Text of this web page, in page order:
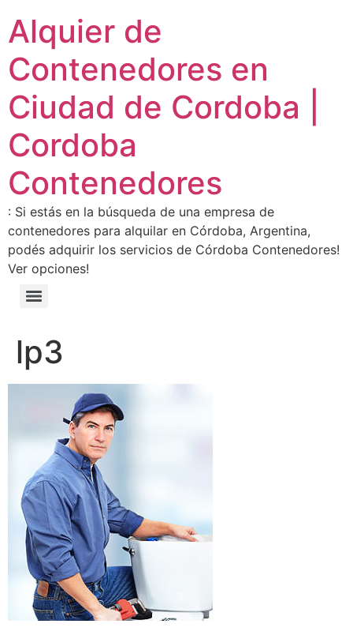
Alquier de
Contenedores en
Ciudad de Cordoba |
Cordoba
Contenedores
: Si estás en la búsqueda de una empresa de
contenedores para alquilar en Córdoba, Argentina,
podés adquirir los servicios de Córdoba Contenedores!
Ver opciones!
lp3